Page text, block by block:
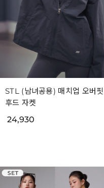
STL (남녀공용) 매치업 오버핏
후드 자켓
24,930